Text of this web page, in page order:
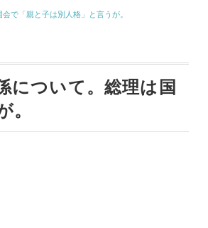
で「親と子は別人格」と言うが。
について。総理は国
。